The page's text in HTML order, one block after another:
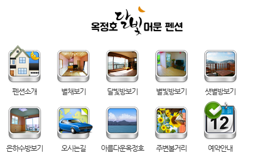
펜션소개 별채보기 달빛방보기 별빛방보기 샛별방보기
은하수방보기 오시는길 아름다운옥정호 주변볼거리 예약안내